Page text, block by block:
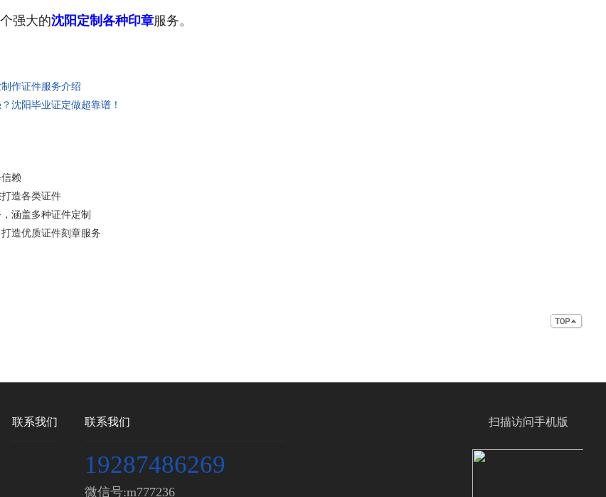
强大的沈阳定制各种印章服务。
作证件服务介绍
沈阳毕业证定做超靠谱！
赖
造各类证件
涵盖多种证件定制
造优质证件刻章服务
联系我们 联系我们
19287486269
微信号:m777236
扫描访问手机版